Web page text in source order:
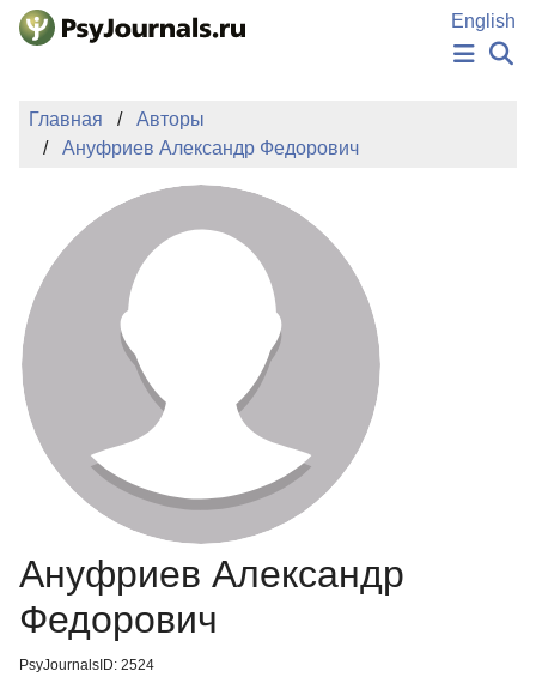
Перейти к основному содержанию
English
ИЗДАНИЯ
АВТОРЫ
ПОДАТЬ РУКОПИСЬ
БАЗА ЗНАНИЙ
КЛЮЧЕВЫЕ СЛОВА
Регистрация
Главная
Авторы
Ануфриев Александр Федорович
Ануфриев Александр
Федорович
PsyJournalsID: 2524